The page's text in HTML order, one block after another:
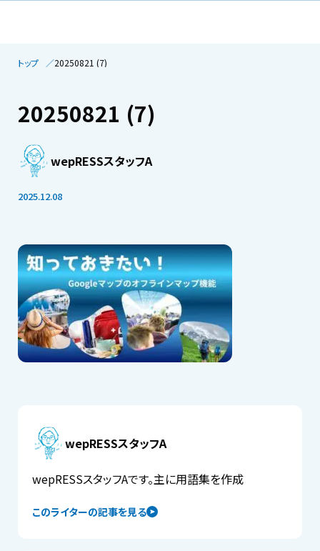
トップ 20250821 (7)
20250821 (7)
wepRESSスタッフA
2025.12.08
wepRESSスタッフA
このライターの記事を見る
wepRESSスタッフAです。主に用語集を作成